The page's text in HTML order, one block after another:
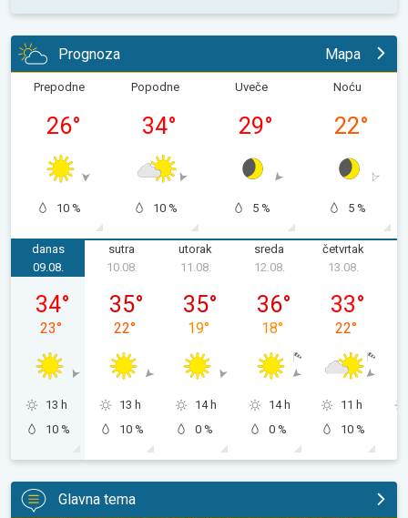
Prognoza Mapa
Prepodne
26°
10 %
Popodne
34°
10 %
Uveče
29°
5 %
Noću
22°
5 %
danas
nedelja, 09. 08.
09.08.
34°
23°
13 h
10 %
sutra
ponedeljak, 10. 08.
10.08.
35°
22°
13 h
10 %
utorak
utorak, 11. 08.
11.08.
35°
19°
14 h
0 %
sreda
sreda, 12. 08.
12.08.
36°
18°
14 h
0 %
četvrtak
četvrtak, 13.
13.08.
33°
22°
11 h
10 %
Glavna tema